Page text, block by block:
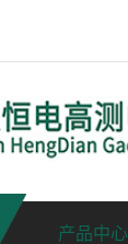
产品中心